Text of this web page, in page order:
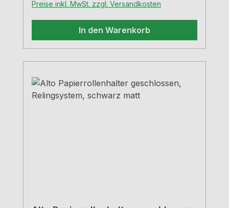
Preise inkl. MwSt. zzgl. Versandkosten
In den Warenkorb